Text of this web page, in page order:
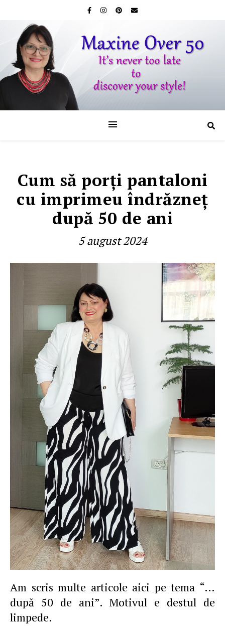
Cum să porţi pantaloni
cu imprimeu îndrăzneţ
după 50 de ani
5 august 2024
Am scris multe articole aici pe tema “…
după 50 de ani”. Motivul e destul de
limpede.